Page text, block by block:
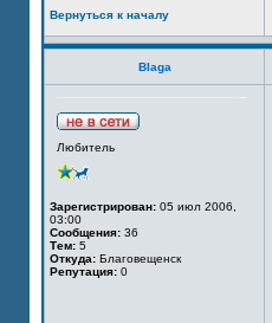
Вернуться к началу
Blaga
Любитель
Зарегистрирован: 05 июл 2006,
03:00
Сообщения: 36
Тем: 5
Откуда: Благовещенск
Репутация: 0